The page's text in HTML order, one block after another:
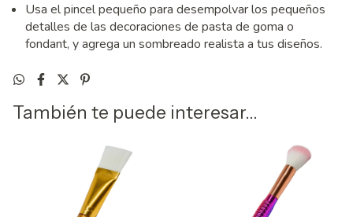
Usa el pincel pequeño para desempolvar los pequeños
detalles de las decoraciones de pasta de goma o
fondant, y agrega un sombreado realista a tus diseños.
También te puede interesar...